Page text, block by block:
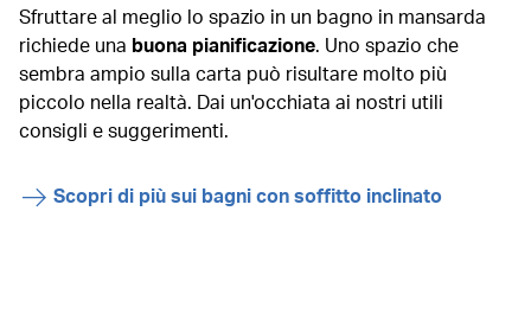
che hai selezionato.
A questo punto il fornitore preparerà un
programmadettagliato, coordinandosi con
termoidraulici, elettricisti e piastrellisti.
Sfruttare al meglio lo spazio in un bagno in mansarda
richiede una buona pianificazione. Uno spazio che
sembra ampio sulla carta può risultare molto più
piccolo nella realtà. Dai un'occhiata ai nostri utili
consigli e suggerimenti.
Scopri di più sui bagni con soffitto inclinato